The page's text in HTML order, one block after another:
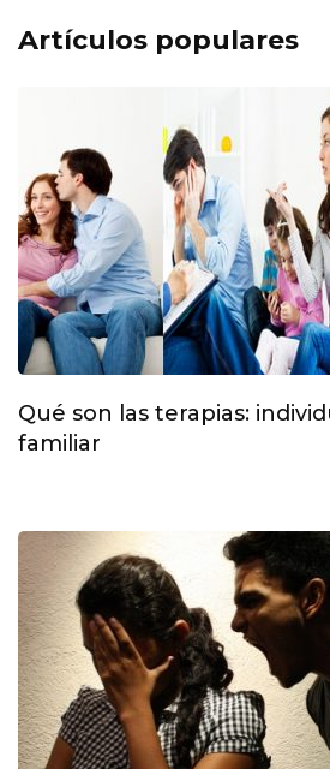
Artículos populares
Qué son las terapias:
familiar